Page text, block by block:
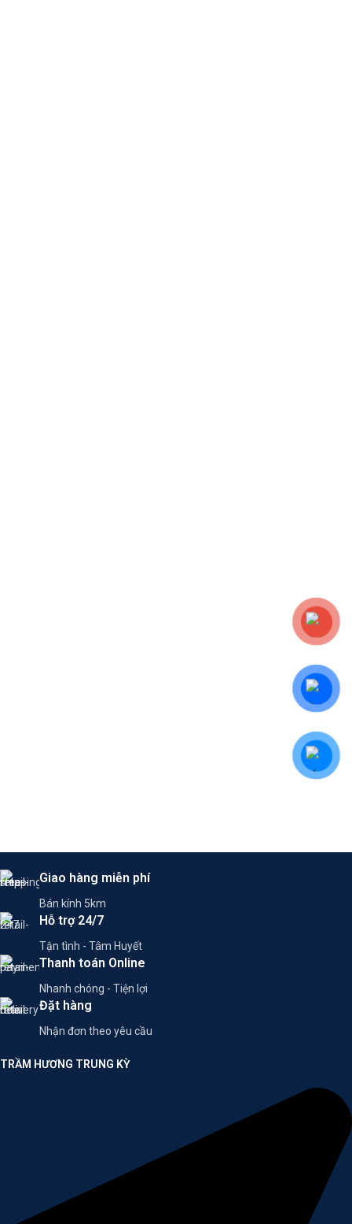
Giao hàng miễn phí
Bán kính 5km
Hỗ trợ 24/7
Tận tình - Tâm Huyết
Thanh toán Online
Nhanh chóng - Tiện lợi
Đặt hàng
Nhận đơn theo yêu cầu
TRẦM HƯƠNG TRUNG KỲ